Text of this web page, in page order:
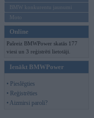
BMW konkurentu jaunumi
Moto
Online
Pašreiz BMWPower skatās 177
viesi un 3 reģistrēti lietotāji.
Ienākt BMWPower
• Pieslēgties
• Reģistrēties
• Aizmirsi paroli?